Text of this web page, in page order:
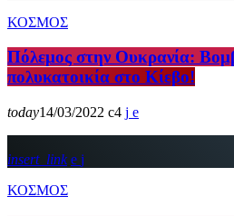
ΚΟΣΜΟΣ
Πόλεμος στην Ουκρανία:
πολυκατοικία στο Κίεβο!
today14/03/2022 4
insert_link
ΚΟΣΜΟΣ